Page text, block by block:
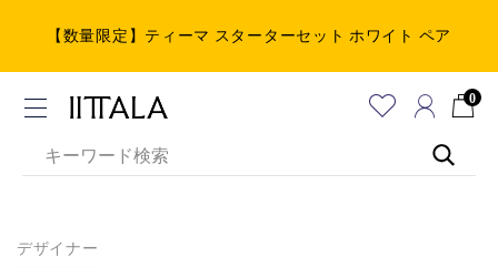
【数量限定】ティーマ スターターセット ホワイト ペア
0
デザイナー